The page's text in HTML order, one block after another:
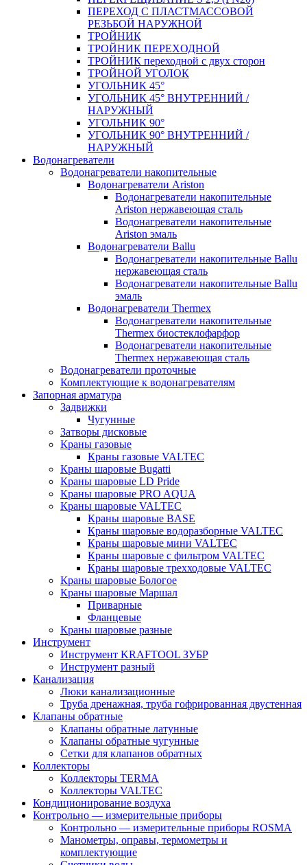
ПЕРЕХОД С ПЛАСТМАССОВОЙ
РЕЗЬБОЙ НАРУЖНОЙ
ТРОЙНИК
ТРОЙНИК ПЕРЕXОДНОЙ
ТРОЙНИК переходной с двух сторон
ТРОЙНОЙ УГОЛОК
УГОЛЬНИК 45°
УГОЛЬНИК 45° ВНУТРЕННИЙ /
НАРУЖНЫЙ
УГОЛЬНИК 90°
УГОЛЬНИК 90° ВНУТРЕННИЙ /
НАРУЖНЫЙ
Водонагреватели
Водонагреватели накопительные
Водонагреватели Ariston
Водонагреватели накопительные
Ariston нержавеющая сталь
Водонагреватели накопительные
Ariston эмаль
Водонагреватели Ballu
Водонагреватели накопительные Ballu
нержавеющая сталь
Водонагреватели накопительные Ballu
эмаль
Водонагреватели Thermex
Водонагреватели накопительные
Thermex биостеклофарфор
Водонагреватели накопительные
Thermex нержавеющая сталь
Водонагреватели проточные
Комплектующие к водонагревателям
Запорная арматура
Задвижки
Чугунные
Затворы дисковые
Краны газовые
Краны газовые VALTEC
Краны шаровые Bugatti
Краны шаровые LD Pride
Краны шаровые PRO AQUA
Краны шаровые VALTEC
Краны шаровые BASE
Краны шаровые водоразборные VALTEC
Краны шаровые мини VALTEC
Краны шаровые с фильтром VALTEC
Краны шаровые трехходовые VALTEC
Краны шаровые Бологое
Краны шаровые Маршал
Приварные
Фланцевые
Краны шаровые разные
Инструмент
Инструмент KRAFTOOL ЗУБР
Инструмент разный
Канализация
Люки канализационные
Труба дренажная, труба гофрированная двустенная
Клапаны обратные
Клапаны обратные латунные
Клапаны обратные чугунные
Сетки для клапанов обратных
Коллекторы
Коллекторы TERMA
Коллекторы VALTEC
Кондиционирование воздуха
Контрольно — измерительные приборы
Контрольно — измерительные приборы ROSMA
Манометры, оправы, термометры и
комплектующие